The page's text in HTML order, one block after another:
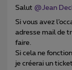
Salut @Jean
Si vous avez
adresse mail de
faire.
Si cela ne
je créerai un